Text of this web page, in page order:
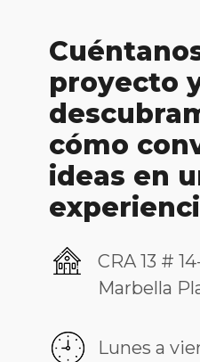
proyecto
cómo
ideas en
CRA 13 #
Marbella
Lunes a